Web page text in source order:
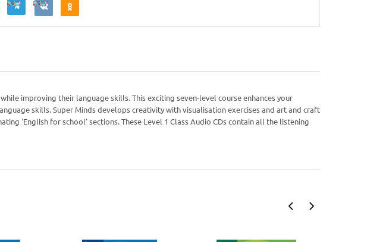
improving their language skills. This exciting seven-level course enhances your
skills. Super Minds develops creativity with visualisation exercises and art and craft
'English for school' sections. These Level 1 Class Audio CDs contain all the listening